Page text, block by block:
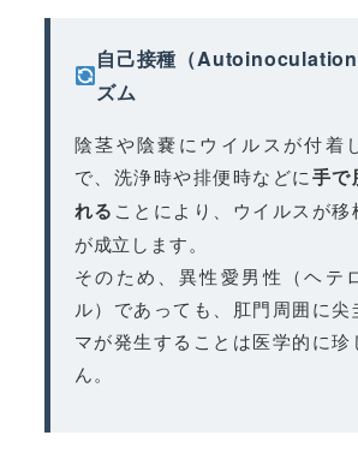
自己接種（Autoinoculation
ズム
陰茎や陰嚢にウイルスが付着
で、洗浄時や排便時などに手で
れる ことにより、ウイルスが移
が成立します。
そのため、異性愛男性（ヘテ
ル）であっても、肛門周囲に尖
マが発生することは医学的に珍
ん。